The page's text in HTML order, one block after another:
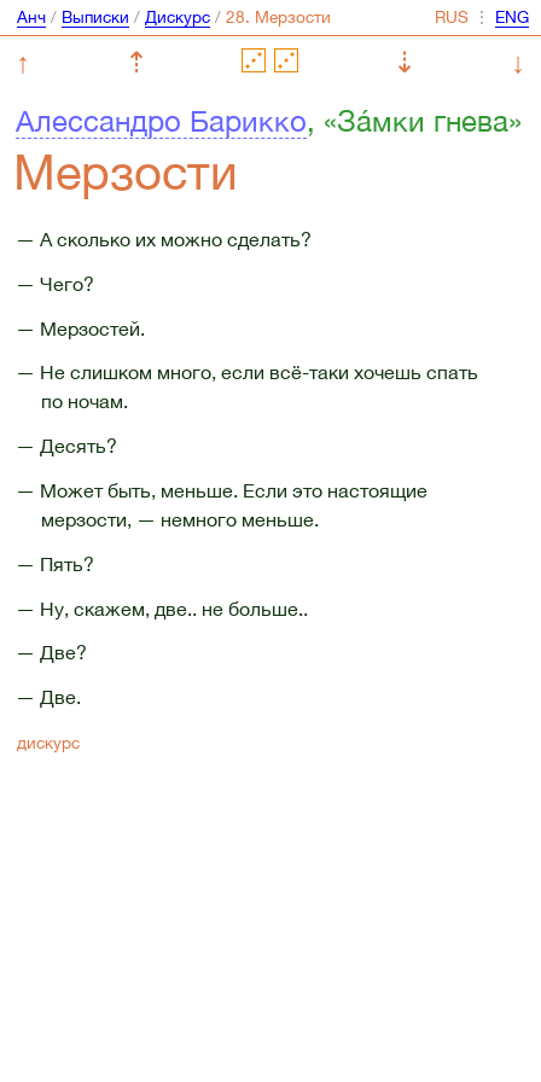
Анч/ Выписки / Дискурс/ ⋮
↑ ⇡ ⇣
↓
Алессандро Барикко, «Зáмки гнева»
Мерзости
— А сколько их можно сделать?
— Чего?
— Мерзостей.
— Не слишком много, если всё-таки хочешь спать
по ночам.
— Десять?
— Может быть, меньше. Если это настоящие
мерзости, — немного меньше.
— Пять?
— Ну, скажем, две.. не больше..
— Две?
— Две.
дискурс